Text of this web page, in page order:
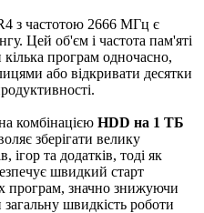
з частотою 2666 МГц є
Цей об'єм і частота пам'яті
програм одночасно,
або відкривати десятки
комбінацією HDD на 1 ТБ
зберігати велику
ігор та додатків, тоді як
швидкий старт
програм, значно знижуючи
швидкість роботи